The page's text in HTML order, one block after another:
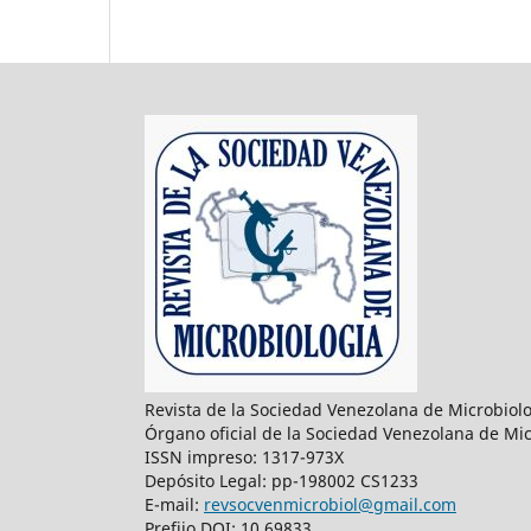
Revista de la Sociedad Venezolana de
Órgano oficial de la Sociedad Venezolana de
ISSN impreso: 1317-973X
Depósito Legal: pp-198002 CS1233
E-mail: revsocvenmicrobiol@gmail.com